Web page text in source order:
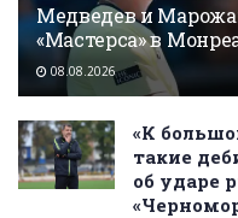
Медведев и
«Мастерса» в
08.08.2026
«К
такие
об ударе